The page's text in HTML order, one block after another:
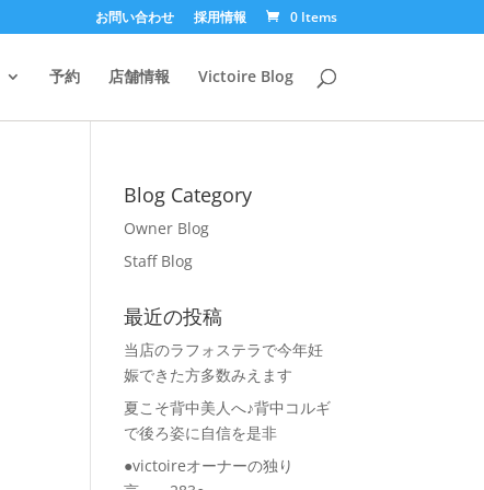
お問い合わせ 採用情報 0 Items
予約 店舗情報 Victoire Blog
Blog Category
Owner Blog
Staff Blog
最近の投稿
当店のラフォステラで今年妊
娠できた方多数みえます
夏こそ背中美人へ♪背中コルギ
で後ろ姿に自信を是非
●victoireオーナーの独り